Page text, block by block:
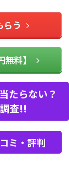
らう
料】
たらない？
査!!
ミ・評判